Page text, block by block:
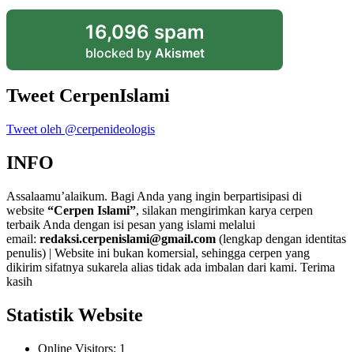
16,096 spam
blocked by Akismet
Tweet CerpenIslami
Tweet oleh @cerpenideologis
INFO
Assalaamu’alaikum. Bagi Anda yang ingin berpartisipasi di
website “Cerpen Islami”, silakan mengirimkan karya cerpen
terbaik Anda dengan isi pesan yang islami melalui
email: redaksi.cerpenislami@gmail.com (lengkap dengan identitas
penulis) | Website ini bukan komersial, sehingga cerpen yang
dikirim sifatnya sukarela alias tidak ada imbalan dari kami. Terima
kasih
Statistik Website
Online Visitors: 1